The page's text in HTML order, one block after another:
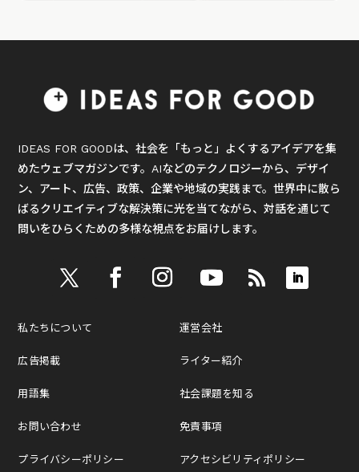
IDEAS FOR GOODは、社会を「もっと」よくするアイデアを集
めたウェブマガジンです。AIなどのテクノロジーから、デザイ
ン、アート、広告、政策、企業や地域の実践まで。世界中に散ら
ばるクリエイティブな解決策に光を当てながら、対話を通じて
問いをひらくための多様な視点をお届けします。
私たちについて
広告掲載
用語集
お問い合わせ
プライバシーポリシー
運営会社
ライター紹介
社会課題を知る
免責事項
アクセシビリティポリシー